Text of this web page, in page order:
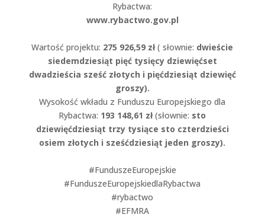
Rybactwa:
www.rybactwo.gov.pl
Wartość projektu: 275 926,59 zł( słownie: dwieście
siedemdziesiąt pięć tysięcy dziewięćset
dwadzieścia sześć złotych i pięćdziesiąt dziewięć
groszy).
Wysokość wkładu z Funduszu Europejskiego dla
Rybactwa: 193 148,61 zł(słownie: sto
dziewięćdziesiąt trzy tysiące sto czterdzieści
osiem złotych i sześćdziesiąt jeden groszy).
#FunduszeEuropejskie
#FunduszeEuropejskiedlaRybactwa
#rybactwo
#EFMRA